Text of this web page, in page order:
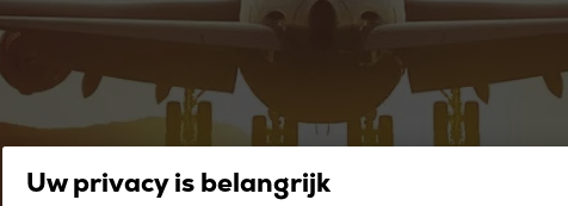
Uw privacy is belangrijk